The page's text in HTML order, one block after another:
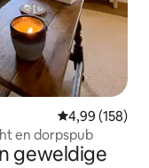
Gemiddelde
4,99 (158)
en dorpspub
geweldige